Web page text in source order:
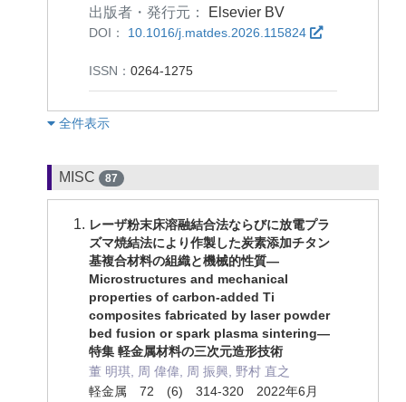
出版者・発行元： Elsevier BV
DOI： 10.1016/j.matdes.2026.115824
ISSN： 0264-1275
︎全件表示
MISC 87
レーザ粉末床溶融結合法ならびに放電プラ
ズマ焼結法により作製した炭素添加チタン
基複合材料の組織と機械的性質—
Microstructures and mechanical
properties of carbon-added Ti
composites fabricated by laser powder
bed fusion or spark plasma sintering—
特集 軽金属材料の三次元造形技術
董 明琪, 周 偉偉, 周 振興, 野村 直之
軽金属 72 (6) 314-320 2022年6月